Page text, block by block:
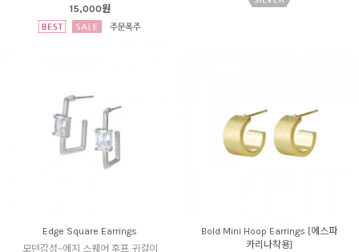
15,000원
Edge Square Earrings
모던감성~에지 스퀘어 후프 귀걸이
Bold Mini Hoop Earrings [에스파
카리나착용]